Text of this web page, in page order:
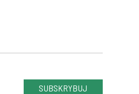
SUBSKRYBUJ